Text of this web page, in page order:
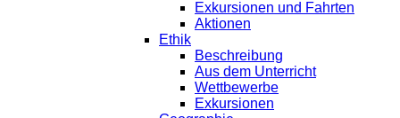
Exkursionen und Fahrten
Aktionen
Ethik
Beschreibung
Aus dem Unterricht
Wettbewerbe
Exkursionen